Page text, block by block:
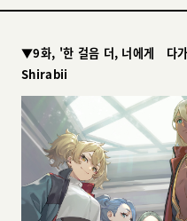
▼9화, '한 걸음 더, 너에게 다
Shirabii